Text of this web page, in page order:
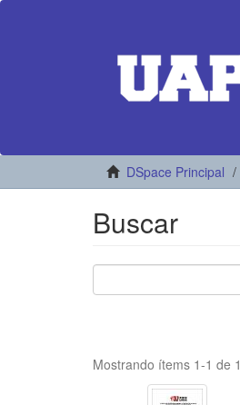
DSpace Principal
Buscar
Mostrando ítems 1-1 de 1